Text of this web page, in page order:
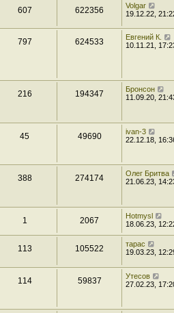
607 622356
Volgar
19.12.22,
797 624533
Евгений К.
10.11.21,
216 194347
Бронсон
11.09.20,
45 49690
ivan-3
22.12.18,
388 274174
Олег Бритва
21.06.23,
1 2067
Hotmysl
18.06.23,
113 105522
тарас
19.03.23,
114 59837
Утесов
27.02.23,